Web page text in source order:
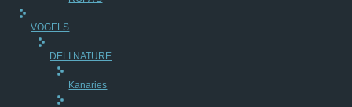
VOGELS
DELI NATURE
Kanaries